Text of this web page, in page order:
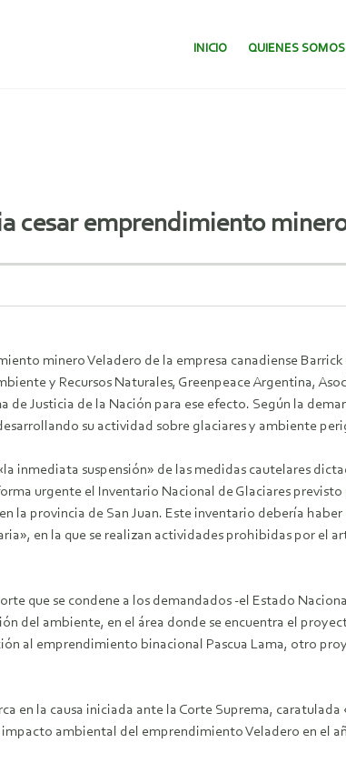
SALTAR AL CONTENIDO.
INICIO QUIENES SOMOS
cesar emprendimiento
minero Veladero de la empresa canadiense
y Recursos Naturales, Greenpeace Argentina,
de Justicia de la Nación para ese efecto. Según la
su actividad sobre glaciares y ambiente
inmediata suspensión» de las medidas cautelares
urgente el Inventario Nacional de Glaciares
la provincia de San Juan. Este inventario debería
en la que se realizan actividades prohibidas por el
que se condene a los demandados -el Estado
del ambiente, en el área donde se encuentra el
al emprendimiento binacional Pascua Lama, otro
en la causa iniciada ante la Corte Suprema,
ambiental del emprendimiento Veladero en el